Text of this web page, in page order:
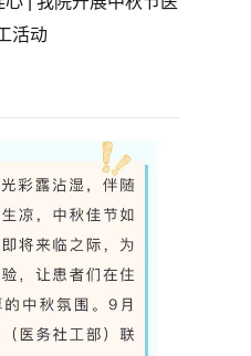
活动